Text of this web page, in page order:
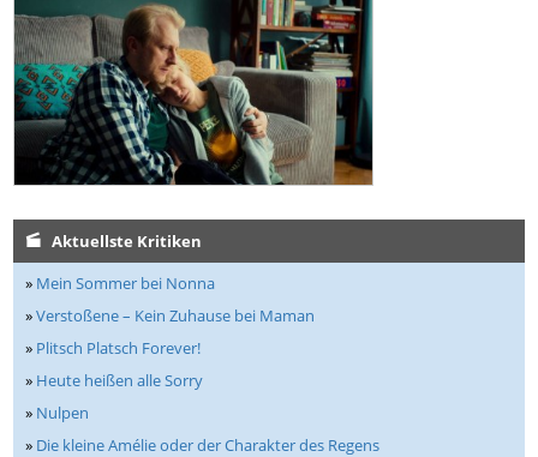
Aktuellste Kritiken
» Mein Sommer bei Nonna
»Verstoßene – Kein Zuhause bei Maman
» Plitsch Platsch Forever!
» Heute heißen alle Sorry
» Nulpen
» Die kleine Amélie oder der Charakter des Regens